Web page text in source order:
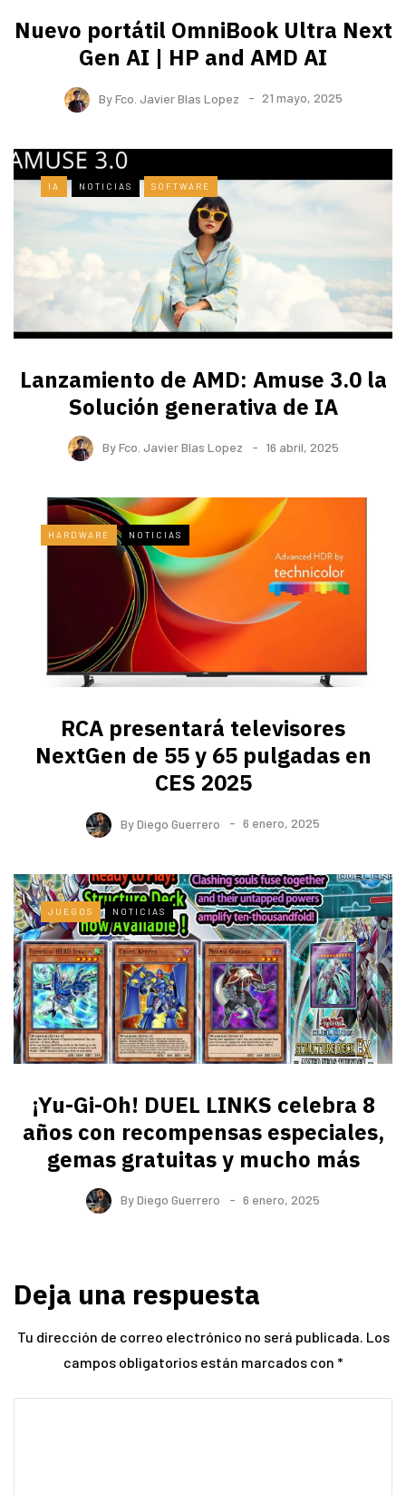
Nuevo portátil OmniBook Ultra ​Next
Gen AI | HP and AMD AI
ByFco. Javier Blas Lopez 21 mayo, 2025
IA NOTICIAS SOFTWARE
Lanzamiento de AMD: Amuse 3.0 la
Solución generativa de IA
ByFco. Javier Blas Lopez 16 abril, 2025
HARDWARE NOTICIAS
RCA presentará televisores
NextGen de 55 y 65 pulgadas en
CES 2025
ByDiego Guerrero 6 enero, 2025
JUEGOS NOTICIAS
¡Yu-Gi-Oh! DUEL LINKS celebra 8
años con recompensas especiales,
gemas gratuitas y mucho más
ByDiego Guerrero 6 enero, 2025
Deja una respuesta
Tu dirección de correo electrónico no será publicada. Los
campos obligatorios están marcados con *